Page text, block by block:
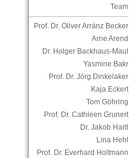
Team
Prof. Dr. Oliver Arránz Becker
Arne Arend
Dr. Holger Backhaus-Maul
Yasmine Bakr
Prof. Dr. Jörg Dinkelaker
Kaja Eckert
Tom Göhring
Prof. Dr. Cathleen Grunert
Dr. Jakob Hartl
Lina Hehl
Prof. Dr. Everhard Holtmann